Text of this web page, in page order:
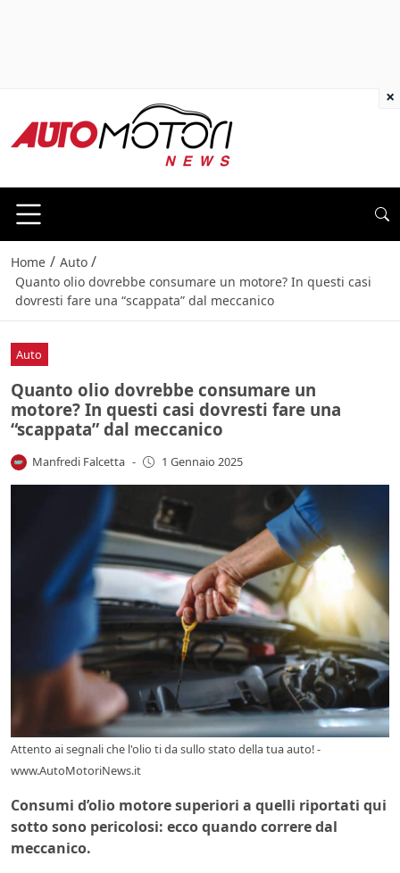
Home / Auto /
Quanto olio dovrebbe consumare un motore? In questi casi
dovresti fare una “scappata” dal meccanico
Auto
Quanto olio dovrebbe consumare un
motore? In questi casi dovresti fare una
“scappata” dal meccanico
Manfredi Falcetta - 1 Gennaio 2025
Attento ai segnali che l'olio ti da sullo stato della tua auto! -
www.AutoMotoriNews.it
Consumi d’olio motore superiori a quelli riportati qui
sotto sono pericolosi: ecco quando correre dal
meccanico.
×